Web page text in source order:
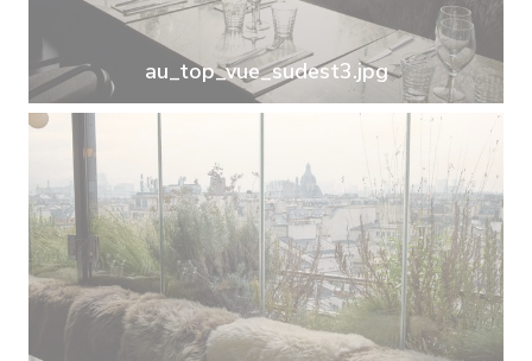
au_top_vue_sudest3.jpg